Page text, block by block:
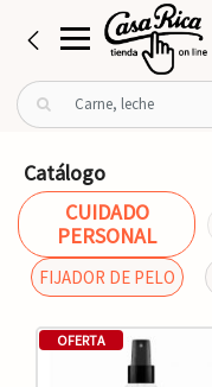
B
u
r
p
Catálogo
CUIDADO
PERSONAL
FIJADOR DE PELO
OFERTA